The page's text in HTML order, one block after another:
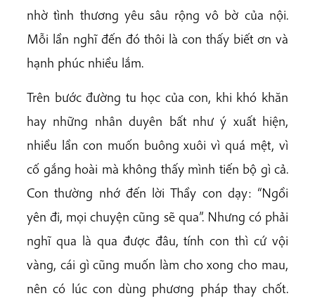
nhờ tình thương yêu sâu rộng vô bờ của nội.
Mỗi lần nghĩ đến đó thôi là con thấy biết ơn và
hạnh phúc nhiều lắm.
Trên bước đường tu học của con, khi khó khăn
hay những nhân duyên bất như ý xuất hiện,
nhiều lần con muốn buông xuôi vì quá mệt, vì
cố gắng hoài mà không thấy mình tiến bộ gì cả.
Con thường nhớ đến lời Thầy con dạy: “Ngồi
yên đi, mọi chuyện cũng sẽ qua”. Nhưng có phải
nghĩ qua là qua được đâu, tính con thì cứ vội
vàng, cái gì cũng muốn làm cho xong cho mau,
nên có lúc con dùng phương pháp thay chốt.